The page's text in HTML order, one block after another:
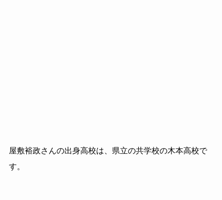
屋敷裕政さんの出身高校は、県立の共学校の木本高校で
す。